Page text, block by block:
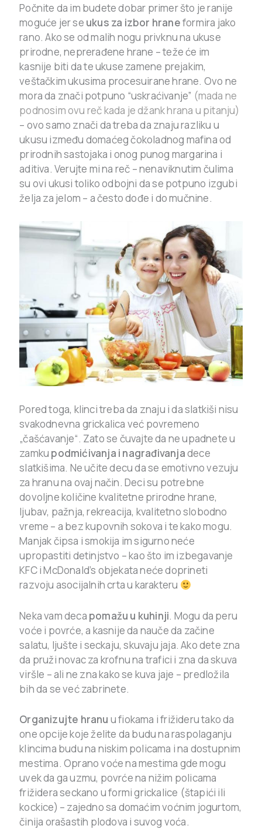
Počnite da im budete dobar primer što je ranije
moguće jer se ukus za izbor hraneformira jako
rano. Ako se od malih nogu privknu na ukuse
prirodne, neprerađene hrane – teže će im
kasnije biti da te ukuse zamene prejakim,
veštačkim ukusima procesuirane hrane. Ovo ne
mora da znači potpuno “uskraćivanje” (mada ne
podnosim ovu reč kada je džank hrana u pitanju)
– ovo samo znači da treba da znaju razliku u
ukusu između domaćeg čokoladnog mafina od
prirodnih sastojaka i onog punog margarina i
aditiva. Verujte mi na reč – nenaviknutim čulima
su ovi ukusi toliko odbojni da se potpuno izgubi
želja za jelom – a često dođe i do mučnine.
Pored toga, klinci treba da znaju i da slatkiši nisu
svakodnevna grickalica već povremeno
„čašćavanje“. Zato se čuvajte da ne upadnete u
zamku podmićivanja i nagrađivanjadece
slatkišima. Ne učite decu da se emotivno vezuju
za hranu na ovaj način. Deci su potrebne
dovoljne količine kvalitetne prirodne hrane,
ljubav, pažnja, rekreacija, kvalitetno slobodno
vreme – a bez kupovnih sokova i te kako mogu.
Manjak čipsa i smokija im sigurno neće
upropastiti detinjstvo – kao što im izbegavanje
KFC i McDonald’s objekata neće doprineti
razvoju asocijalnih crta u karakteru
Neka vam deca pomažu u kuhinji. Mogu da peru
voće i povrće, a kasnije da nauče da začine
salatu, ljušte i seckaju, skuvaju jaja. Ako dete zna
da pruži novac za krofnu na trafici i zna da skuva
viršle – ali ne zna kako se kuva jaje – predložila
bih da se već zabrinete.
Organizujte hranu u fiokama i frižideru tako da
one opcije koje želite da budu na raspolaganju
klincima budu na niskim policama i na dostupnim
mestima. Oprano voće na mestima gde mogu
uvek da ga uzmu, povrće na nižim policama
frižidera seckano u formi grickalice (štapići ili
kockice) – zajedno sa domaćim voćnim jogurtom,
činija orašastih plodova i suvog voća.